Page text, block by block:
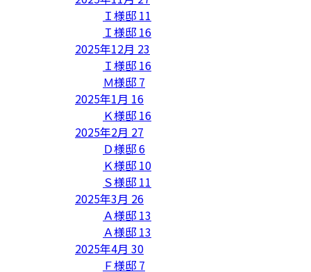
Ｉ様邸 11
Ｉ様邸 16
2025年12月 23
Ｉ様邸 16
Ｍ様邸 7
2025年1月 16
Ｋ様邸 16
2025年2月 27
Ｄ様邸6
Ｋ様邸 10
Ｓ様邸 11
2025年3月 26
Ａ様邸 13
Ａ様邸 13
2025年4月 30
Ｆ様邸 7